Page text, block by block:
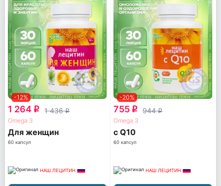
-12%
1 264 q 1 436q
Omega 3
Для женщин
60 капсул
НАШ ЛЕЦИТИН
-20%
755 q 944q
Omega 3
с Q10
60 капсул
НАШ ЛЕЦИТИН